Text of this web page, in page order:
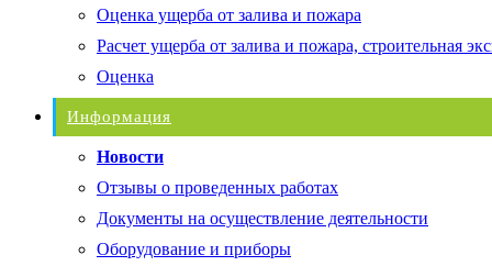
Оценка ущерба от залива и пожара
Расчет ущерба от залива и пожара, строительная
Оценка
Информация
Новости
Отзывы о проведенных работах
Документы на осуществление деятельности
Оборудование и приборы